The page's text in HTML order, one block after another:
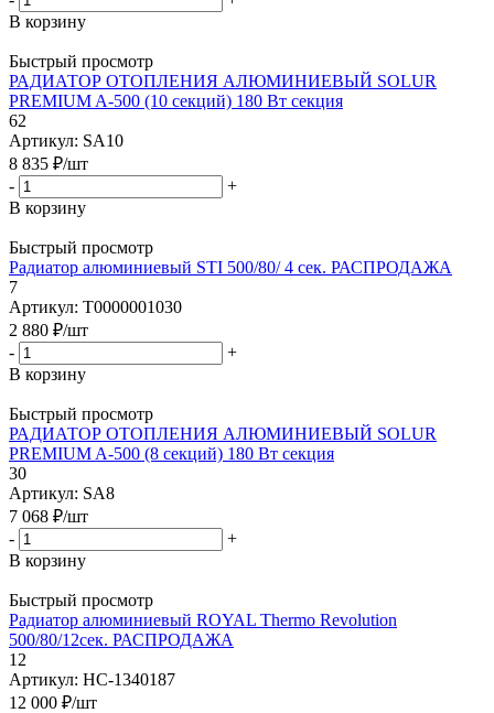
В корзину
Быстрый просмотр
РАДИАТОР ОТОПЛЕНИЯ АЛЮМИНИЕВЫЙ SOLUR
PREMIUM A-500 (10 секций) 180 Вт секция
62
Артикул: SA10
8 835 ₽/шт
-
+
В корзину
Быстрый просмотр
Радиатор алюминиевый STI 500/80/ 4 сек. РАСПРОДАЖА
7
Артикул: Т0000001030
2 880 ₽/шт
-
+
В корзину
Быстрый просмотр
РАДИАТОР ОТОПЛЕНИЯ АЛЮМИНИЕВЫЙ SOLUR
PREMIUM A-500 (8 секций) 180 Вт секция
30
Артикул: SA8
7 068 ₽/шт
-
+
В корзину
Быстрый просмотр
Радиатор алюминиевый ROYAL Thermo Revolution
500/80/12сек. РАСПРОДАЖА
12
Артикул: НС-1340187
12 000 ₽/шт